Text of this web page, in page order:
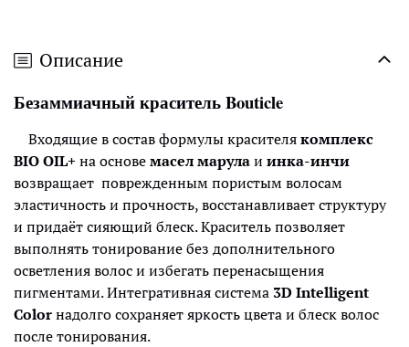
Описание
Безаммиачный краситель Bouticle
Входящие в состав формулы красителякомплекс
BIO OIL+на основемасел марулаи инка-инчи
возвращает поврежденным пористым волосам
эластичность и прочность, восстанавливает структуру
и придаёт сияющий блеск. Краситель позволяет
выполнять тонирование без дополнительного
осветления волос и избегать перенасыщения
пигментами. Интегративная система 3D Intelligent
Colorнадолго сохраняет яркость цвета и блеск волос
после тонирования.